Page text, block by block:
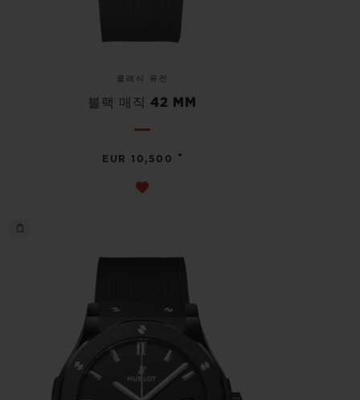
클래식 퓨전
블랙 매직 42 MM
EUR 10,500 •